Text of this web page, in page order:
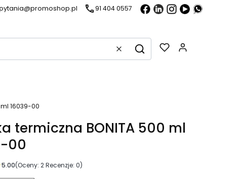
91 404 0557
WyczyśćSzukaj
16039-00
termiczna BONITA 500 ml
00
5.00(Oceny: 2 Recenzje: 0)